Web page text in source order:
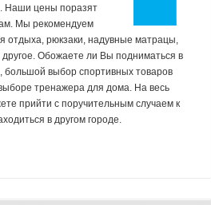
Наши цены поразят
Мы рекомендуем
отдыха, рюкзаки, надувные матрацы,
Обожаете ли Вы подниматься в
большой выбор спортивных товаров
тренажера для дома. На весь
прийти с поручительным случаем к
в другом городе.